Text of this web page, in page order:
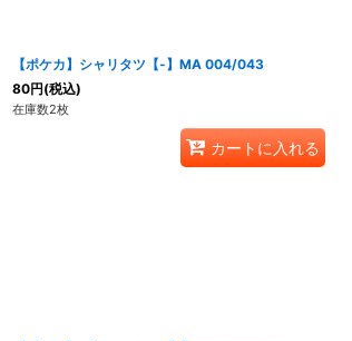
【ポケカ】シャリタツ【-】MA 004/043
80円(税込)
在庫数2枚
カートに入れる